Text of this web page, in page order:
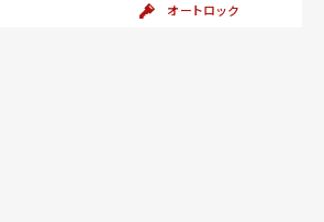
オートロック